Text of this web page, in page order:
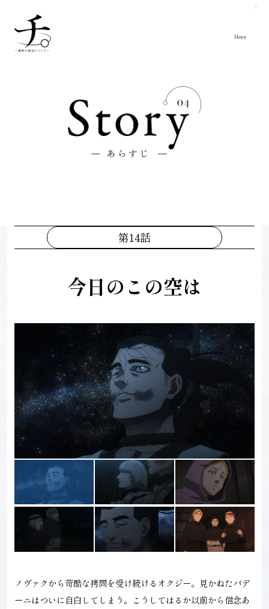
Close
Menu
第14話
今日のこの空は
ノヴァクから苛酷な拷問を受け続けるオクジー。見かねたバデ
ーニはついに自白してしまう。こうしてはるか以前から信念あ